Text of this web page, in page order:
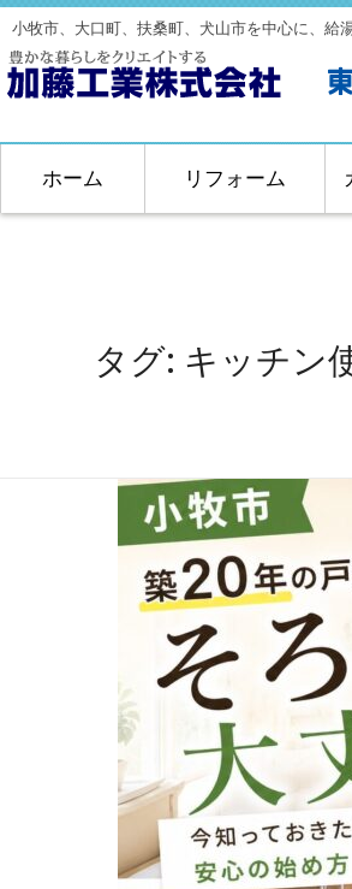
小牧市、大口町、扶桑町、犬山市を中心に、給
ホーム リフォーム
タグ: キッチン